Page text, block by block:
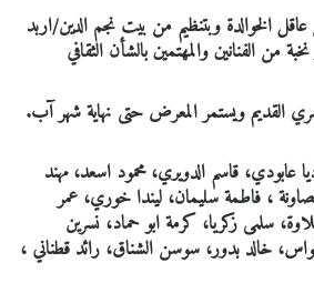
الخوالدة وبتنظيم من بيت نجم الدين/اربد
الفنانين والمهتمين بالشأن الثقافي
القديم ويستمر المعرض حتى نهاية شهر آب.
عابودي، قاسم الدويري، محمود اسعد، مهند
، فاطمة سليمان، ليندا خوري، عمر
سلمى زكريا، كرمة ابو حماد، نسرين
خالد بدور، سوسن الشناق، رائد قطناني ،